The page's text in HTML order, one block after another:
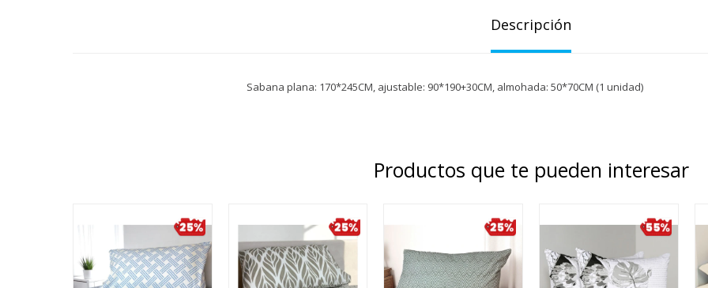
Descripción
Sabana plana: 170*245CM, ajustable: 90*190+30CM, almohada: 50*70CM (1 unidad)
Productos que te pueden interesar